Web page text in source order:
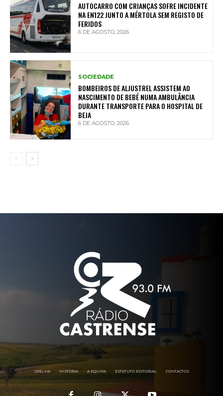
AUTOCARRO COM CRIANÇAS SOFRE INCIDENTE
NA EN122 JUNTO A MÉRTOLA SEM REGISTO DE
FERIDOS
6 DE AGOSTO, 2026
SOCIEDADE
BOMBEIROS DE ALJUSTREL ASSISTEM AO
NASCIMENTO DE BEBÉ NUMA AMBULÂNCIA
DURANTE TRANSPORTE PARA O HOSPITAL DE
BEJA
6 DE AGOSTO, 2026
GRELHA HISTÓRIA A EQUIPA ESTATUTO EDITORIAL CONTACTOS